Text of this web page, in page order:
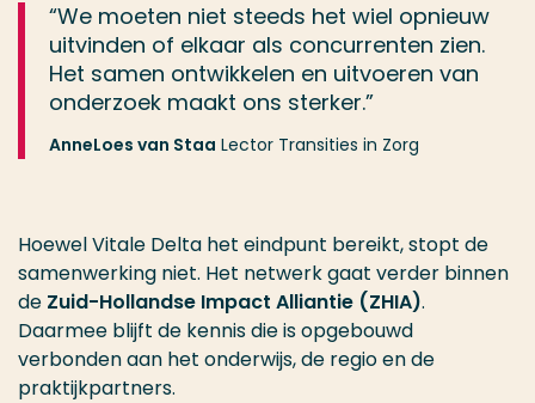
“We moeten niet steeds het wiel opnieuw
uitvinden of elkaar als concurrenten zien.
Het samen ontwikkelen en uitvoeren van
onderzoek maakt ons sterker.”
AnneLoes van Staa Lector Transities in Zorg
Hoewel Vitale Delta het eindpunt bereikt, stopt de
samenwerking niet. Het netwerk gaat verder binnen
de Zuid-Hollandse Impact Alliantie (ZHIA).
Daarmee blijft de kennis die is opgebouwd
verbonden aan het onderwijs, de regio en de
praktijkpartners.